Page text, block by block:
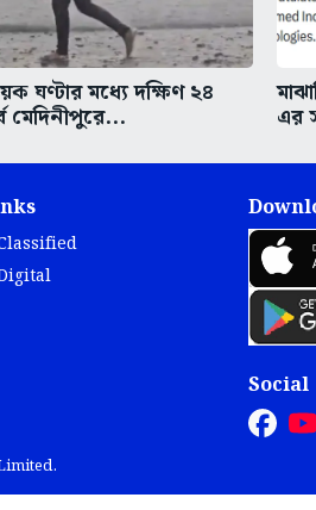
ঘণ্টার মধ্যে দক্ষিণ ২৪
মেদিনীপুরে... এর
Social